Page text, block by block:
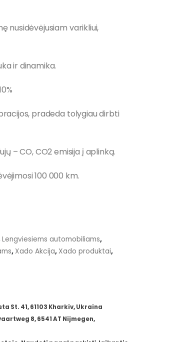
nusidėvėjusiam varikliui,
ir dinamika.
pradeda tolygiau dirbti
– CO, CO2 emisija į aplinką.
100 000 km.
Lengviesiems automobiliams,
, Xado Akcija, Xado produktai,
St. 41, 61103 Kharkiv, Ukraina
8, 6541 AT Nijmegen,